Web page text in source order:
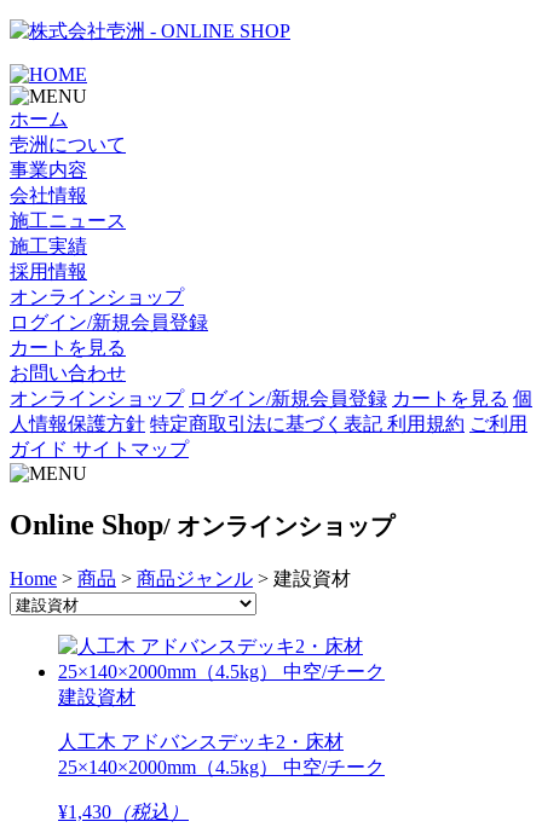
- ONLINE SHOP
ホーム
壱洲について
事業内容
会社情報
施工ニュース
施工実績
採用情報
オンラインショップ
ログイン/新規会員登録
カートを見る
お問い合わせ
オンラインショップ ログイン/新規会員登録 カートを見る 個
人情報保護方針 特定商取引法に基づく表記 利用規約 ご利用
ガイド サイトマップ
Online Shop/ オンラインショップ
Home > 商品 > 商品ジャンル > 建設資材
建設資材
人工木 アドバンスデッキ2・床材
25×140×2000mm（4.5kg） 中空/チーク
¥1,430 （税込）